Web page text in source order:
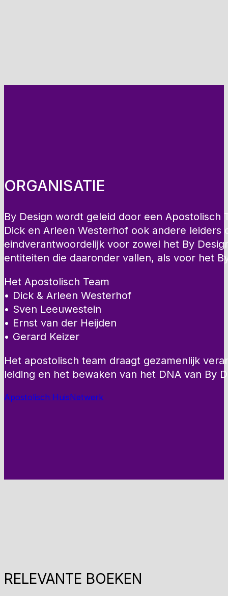
ORGANISATIE
By Design wordt geleid door een Apostolisch
Dick en Arleen Westerhof ook andere leiders
eindverantwoordelijk voor zowel het By
entiteiten die daaronder vallen, als voor het
Het Apostolisch Team
• Dick & Arleen Westerhof
• Sven Leeuwestein
• Ernst van der Heijden
• Gerard Keizer
Het apostolisch team draagt gezamenlijk
leiding en het bewaken van het DNA van By
Apostolisch HuisNetwerk
RELEVANTE BOEKEN